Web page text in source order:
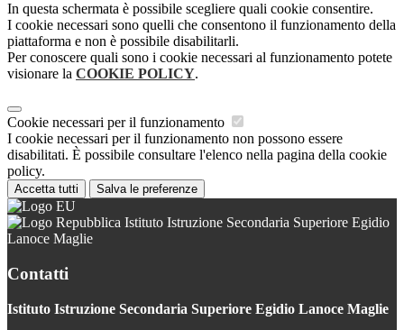
In questa schermata è possibile scegliere quali cookie consentire.
I cookie necessari sono quelli che consentono il funzionamento della
piattaforma e non è possibile disabilitarli.
Per conoscere quali sono i cookie necessari al funzionamento potete
visionare la COOKIE POLICY.
Cookie necessari per il funzionamento
I cookie necessari per il funzionamento non possono essere
disabilitati. È possibile consultare l'elenco nella pagina della cookie
policy.
Accetta tutti Salva le preferenze
Istituto Istruzione Secondaria Superiore Egidio
Lanoce Maglie
Contatti
Istituto Istruzione Secondaria Superiore Egidio Lanoce Maglie